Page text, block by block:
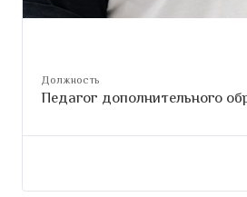
Должность
Педагог дополнительного